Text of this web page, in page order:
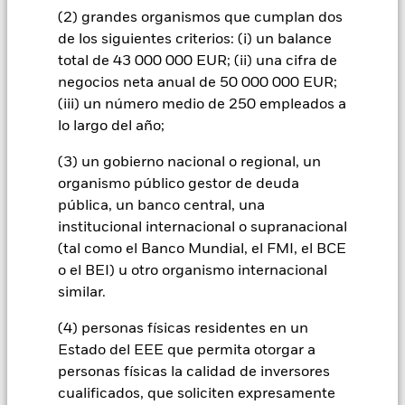
(2) grandes organismos que cumplan dos
de los siguientes criterios: (i) un balance
total de 43 000 000 EUR; (ii) una cifra de
negocios neta anual de 50 000 000 EUR;
(iii) un número medio de 250 empleados a
lo largo del año;
(3) un gobierno nacional o regional, un
organismo público gestor de deuda
pública, un banco central, una
institucional internacional o supranacional
(tal como el Banco Mundial, el FMI, el BCE
o el BEI) u otro organismo internacional
similar.
(4) personas físicas residentes en un
Estado del EEE que permita otorgar a
personas físicas la calidad de inversores
cualificados, que soliciten expresamente
over») a otras clases de acciones del fondo. La sociedad
gestora del fondo se asegurará de que se dispone de los
procedimientos adecuados para minimizar el riesgo de
contagio a otras clases de acciones. En el menú desplegable
que figura justo debajo del nombre del fondo, podrá ver un
listado de todas las clases de acciones del fondo: las clases de
acciones con cobertura de divisas se identifican mediante la
completo de todas las clases de acciones con cobertura de
divisas está disponible mediante solicitud a la sociedad
gestora del fondo.
En la medida en que el Fondo opere en préstamos de valores
para reducir los gastos, el propio Fondo percibirá el 62,5% de
los ingresos asociadas que se generen, y el 37,5% restante se
recibirá por BlackRock en calidad de agente de préstamo de
de valores no incrementa los costes de funcionamiento del
Fondo, esto ha quedado excluido de los gastos corrientes.